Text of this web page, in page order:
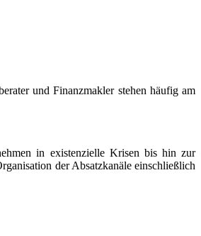
und Finanzmakler stehen häufig am
in existenzielle Krisen bis hin zur
der Absatzkanäle einschließlich